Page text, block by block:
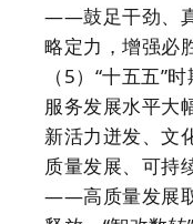
——鼓足干劲、真
略定力，增强必
（5）“十五五”
服务发展水平大
新活力迸发、文
质量发展、可持
——高质量发展取